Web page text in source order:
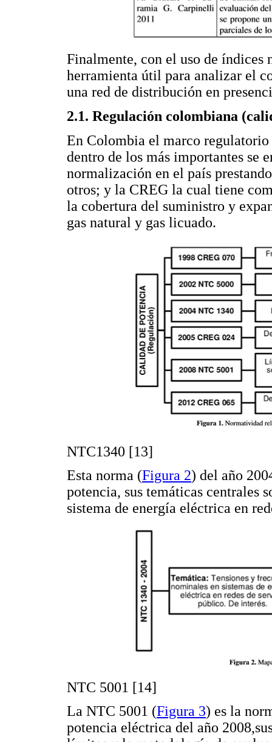
Finalmente, con el uso de índices
herramienta útil para analizar el
una red de distribución en
2.1. Regulación colombiana
En Colombia el marco
dentro de los más importantes se
normalización en el país
otros; y la CREG la cual tiene
la cobertura del suministro y
gas natural y gas licuado.
NTC1340 [13]
Esta norma (Figura 2) del año
potencia, sus temáticas centrales
sistema de energía eléctrica en
NTC 5001 [14]
La NTC 5001 (Figura 3) es la
potencia eléctrica del año